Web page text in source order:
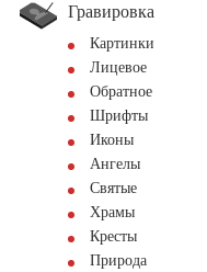
Гравировка
Картинки
Лицевое
Обратное
Шрифты
Иконы
Ангелы
Святые
Храмы
Кресты
Природа